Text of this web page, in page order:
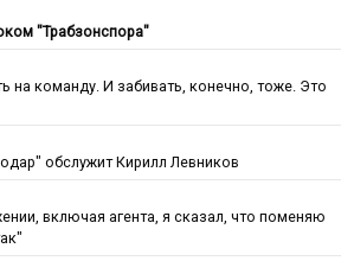
"Трабзонспора"
на команду. И забивать, конечно, тоже. Это
обслужит Кирилл Левников
включая агента, я сказал, что поменяю